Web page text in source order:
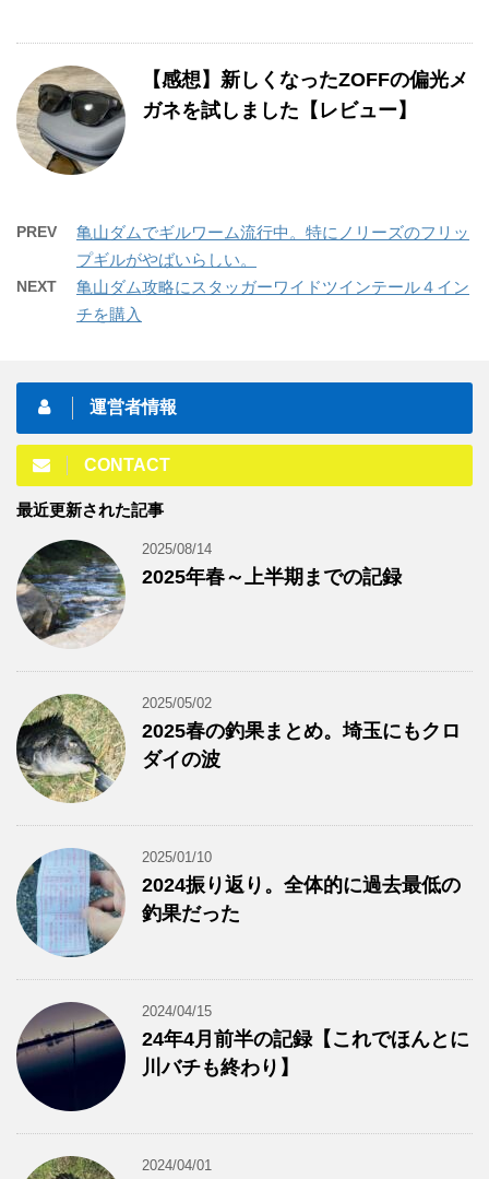
【感想】新しくなったZOFFの偏光メ
ガネを試しました【レビュー】
PREV
亀山ダムでギルワーム流行中。特にノリーズのフリッ
プギルがやばいらしい。
NEXT
亀山ダム攻略にスタッガーワイドツインテール４イン
チを購入
運営者情報
CONTACT
最近更新された記事
2025/08/14
2025年春～上半期までの記録
2025/05/02
2025春の釣果まとめ。埼玉にもクロ
ダイの波
2025/01/10
2024振り返り。全体的に過去最低の
釣果だった
2024/04/15
24年4月前半の記録【これでほんとに
川バチも終わり】
2024/04/01